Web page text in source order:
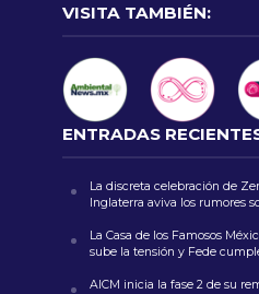
VISITA TAMBIÉN:
ENTRADAS
La discreta celebración de
Inglaterra aviva los rumores
La Casa de los Famosos
sube la tensión y Fede
AICM inicia la fase 2 de su